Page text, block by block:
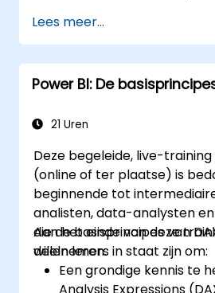
Lees meer...
Power BI: De
21 Uren
Deze begeleide, live-
(online of ter plaatse) is
beginnende tot
analisten, data-analysten
die de basisprincipes van
willen leren.
Aan het einde van deze
deelnemers in staat zijn om:
Een grondige kennis te
Analysis Expressions